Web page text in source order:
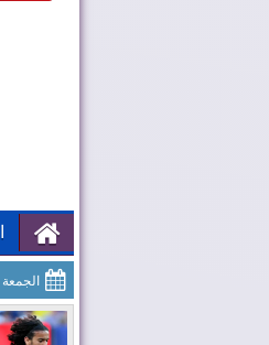
الجمعة 7 أغسطس 2026 م - 22 صفر 1448 هـ